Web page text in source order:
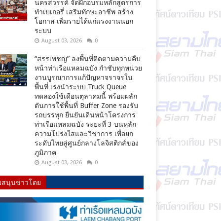
นครสวรรค์ จัดฝึกอบรมหลักสูตรการ
ทำเบเกอรี่ เสริมทักษะอาชีพ สร้าง
โอกาส เพิ่มรายได้แก่แรงงานนอก
ระบบ
August 03, 2026 0
“สรรเพชญ” ลงพื้นที่ติดตามความคืบ
หน้าท่าเรือแหลมฉบัง กำชับทุกหน่วย
งานบูรณาการแก้ปัญหาจราจรใน
พื้นที่ เร่งนำระบบ Truck Queue
ทดลองใช้เดือนตุลาคมนี้ พร้อมผลัก
ดันการใช้พื้นที่ Buffer Zone รองรับ
รถบรรทุก ยืนยันเดินหน้าโครงการ
ท่าเรือแหลมฉบัง ระยะที่ 3 บนหลัก
ความโปร่งใสและวิชาการ เพื่อยก
ระดับไทยสู่ศูนย์กลางโลจิสติกส์ของ
ภูมิภาค
August 03, 2026 0
นุนข่าวโดย